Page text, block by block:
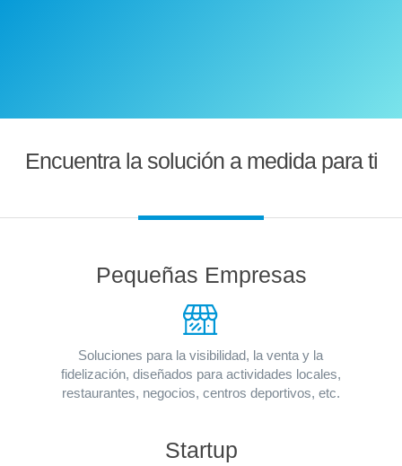
Encuentra la solución a medida para ti
Pequeñas Empresas
Soluciones para la visibilidad, la venta y la
fidelización, diseñados para actividades locales,
restaurantes, negocios, centros deportivos, etc.
Startup